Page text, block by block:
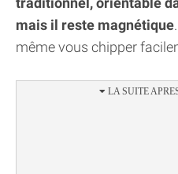
mais il reste magnétique
même vous chipper